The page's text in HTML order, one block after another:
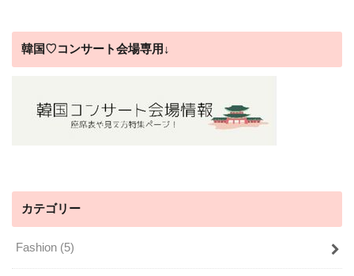
韓国♡コンサート会場専用↓
カテゴリー
Fashion (5)